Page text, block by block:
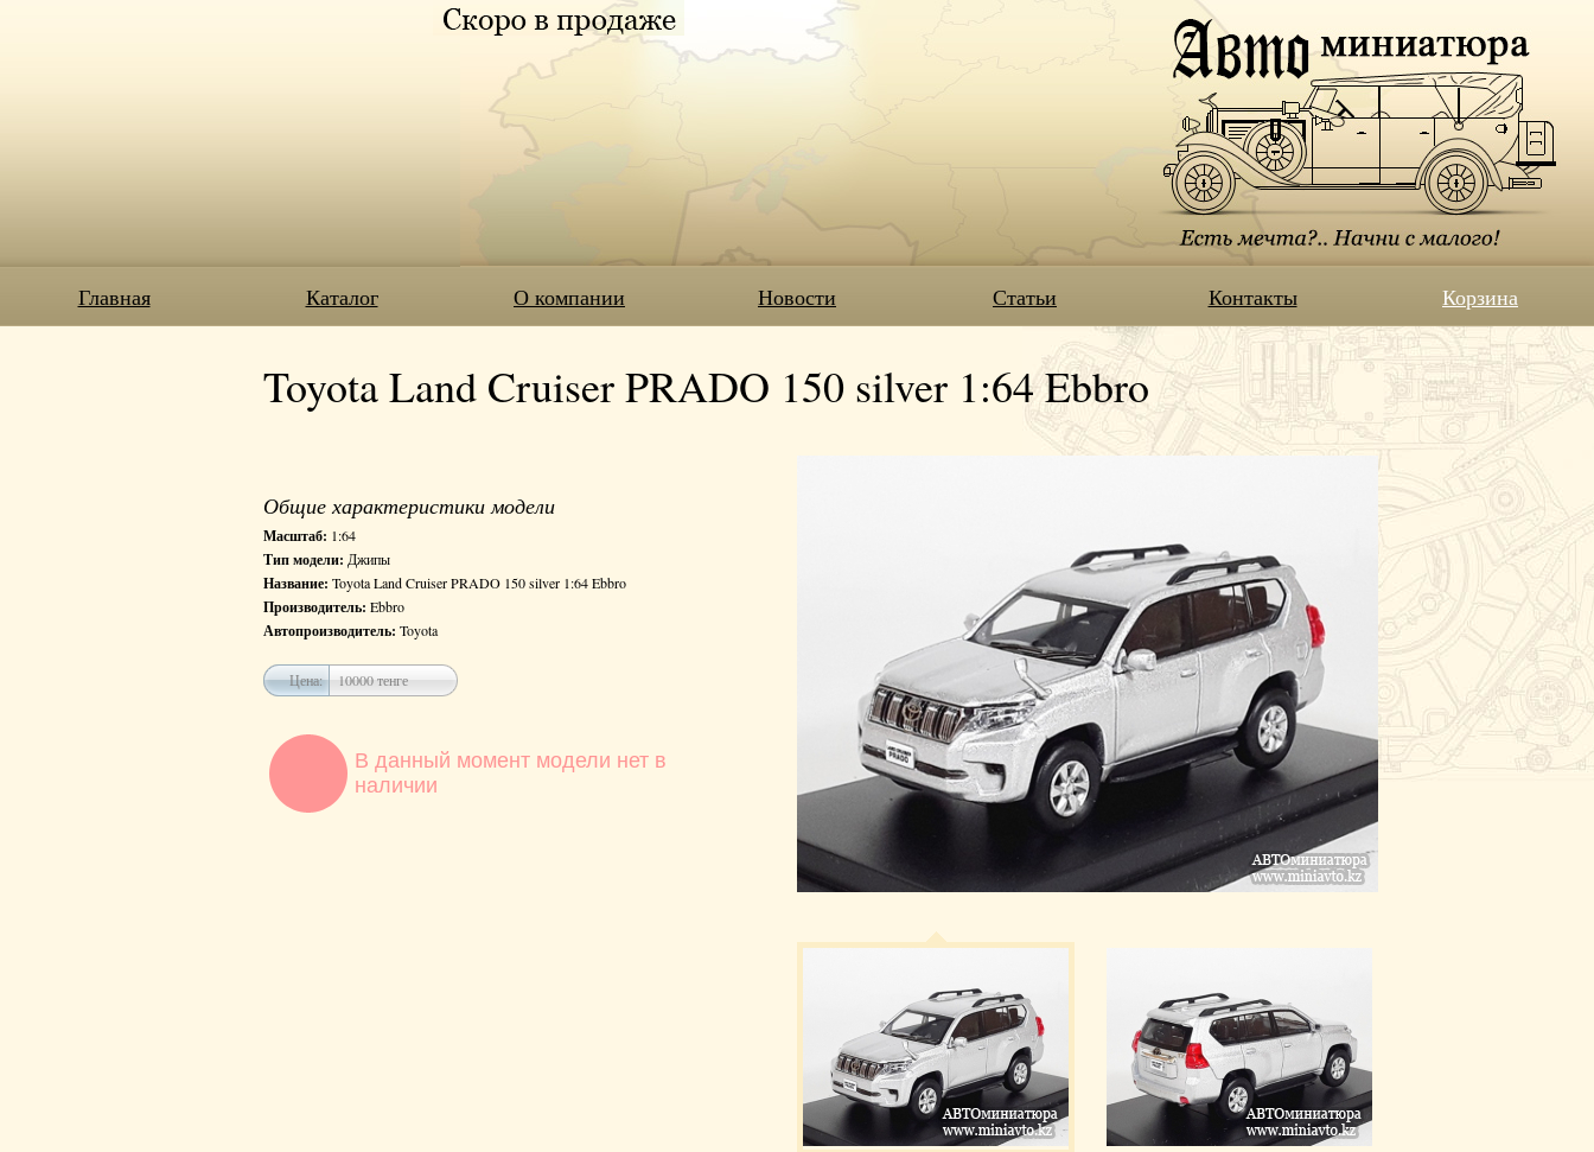
Главная Каталог О компании Новости Статьи Контакты Корзина
Toyota Land Cruiser PRADO 150 silver 1:64 Ebbro
Общие характеристики модели
Масштаб: 1:64
Тип модели: Джипы
Название: Toyota Land Cruiser PRADO 150 silver 1:64 Ebbro
Производитель: Ebbro
Автопроизводитель: Toyota
Цена: 10000 тенге
В данный момент модели нет в
наличии